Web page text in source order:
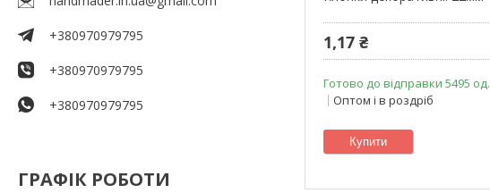
+380970979795
+380970979795
+380970979795
ГРАФІК РОБОТИ
1,17 ₴
Готово до відправки 5495 од.
Оптом і в роздріб
Купити